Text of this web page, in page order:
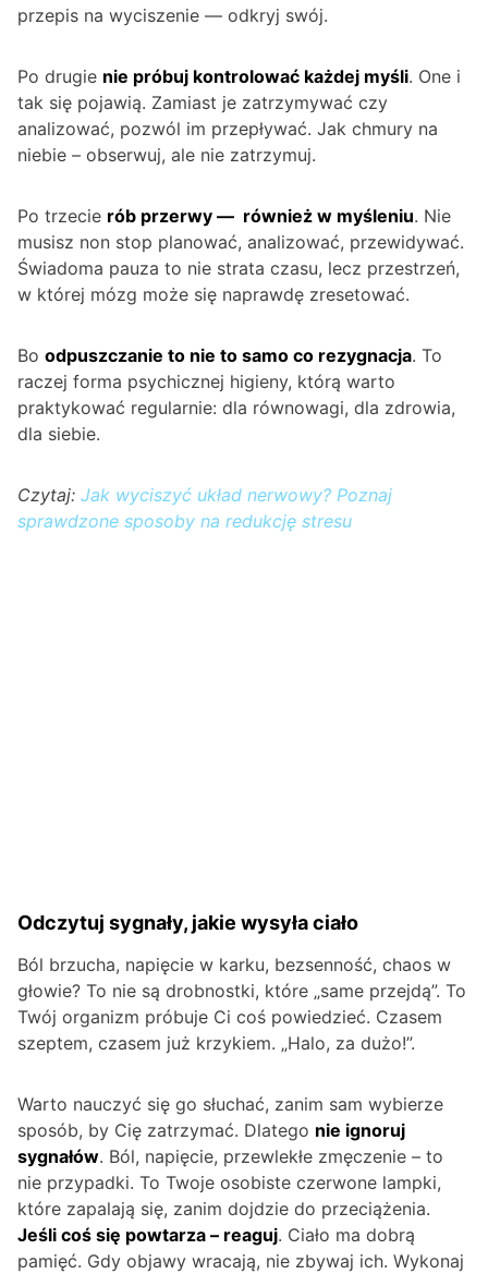
przepis na wyciszenie — odkryj swój.
Po drugie nie próbuj kontrolować każdej myśli. One i
tak się pojawią. Zamiast je zatrzymywać czy
analizować, pozwól im przepływać. Jak chmury na
niebie – obserwuj, ale nie zatrzymuj.
Po trzecie rób przerwy — również w myśleniu. Nie
musisz non stop planować, analizować, przewidywać.
Świadoma pauza to nie strata czasu, lecz przestrzeń,
w której mózg może się naprawdę zresetować.
Bo odpuszczanie to nie to samo co rezygnacja. To
raczej forma psychicznej higieny, którą warto
praktykować regularnie: dla równowagi, dla zdrowia,
dla siebie.
Czytaj: Jak wyciszyć układ nerwowy? Poznaj
sprawdzone sposoby na redukcję stresu
Odczytuj sygnały, jakie wysyła ciało
Ból brzucha, napięcie w karku, bezsenność, chaos w
głowie? To nie są drobnostki, które „same przejdą”. To
Twój organizm próbuje Ci coś powiedzieć. Czasem
szeptem, czasem już krzykiem. „Halo, za dużo!”.
Warto nauczyć się go słuchać, zanim sam wybierze
sposób, by Cię zatrzymać. Dlatego nie ignoruj
sygnałów. Ból, napięcie, przewlekłe zmęczenie – to
nie przypadki. To Twoje osobiste czerwone lampki,
które zapalają się, zanim dojdzie do przeciążenia.
Jeśli coś się powtarza – reaguj. Ciało ma dobrą
pamięć. Gdy objawy wracają, nie zbywaj ich. Wykonaj